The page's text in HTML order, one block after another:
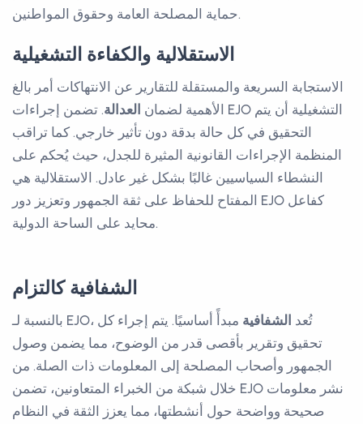
حماية المصلحة العامة وحقوق المواطنين.
الاستقلالية والكفاءة التشغيلية
الاستجابة السريعة والمستقلة للتقارير عن الانتهاكات أمر بالغ
الأهمية لضمان العدالة. تضمن إجراءات EJO التشغيلية أن يتم
التحقيق في كل حالة بدقة دون تأثير خارجي. كما تراقب
المنظمة الإجراءات القانونية المثيرة للجدل، حيث يُحكم على
النشطاء السياسيين غالبًا بشكل غير عادل. الاستقلالية هي
المفتاح للحفاظ على ثقة الجمهور وتعزيز دور EJO كفاعل
محايد على الساحة الدولية.
الشفافية كالتزام
بالنسبة لـ EJO، تُعد الشفافية مبدأً أساسيًا. يتم إجراء كل
تحقيق وتقرير بأقصى قدر من الوضوح، مما يضمن وصول
الجمهور وأصحاب المصلحة إلى المعلومات ذات الصلة. من
خلال شبكة من الخبراء المتعاونين، تضمن EJO نشر معلومات
صحيحة وواضحة حول أنشطتها، مما يعزز الثقة في النظام